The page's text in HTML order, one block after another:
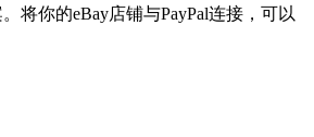
将你的eBay店铺与PayPal连接，可以